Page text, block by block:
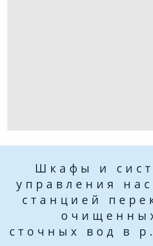
Шкафы и
управления
станцией
сточных вод в